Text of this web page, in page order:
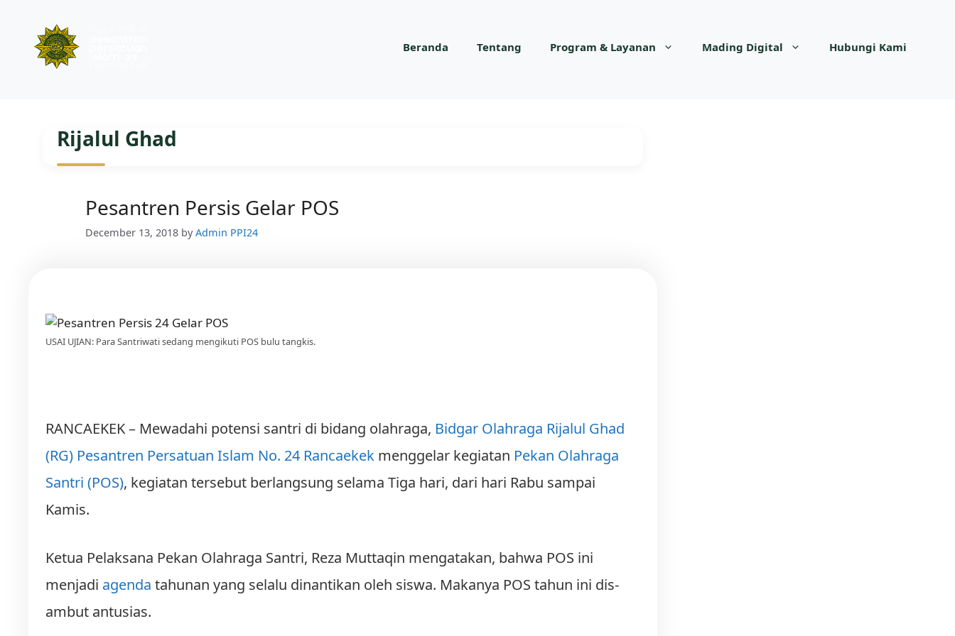
Beranda Tentang Program & Layanan Mading Digital Hubungi Kami
Rijalul Ghad
Pesantren Persis Gelar POS
December 13, 2018 byAdmin PPI24
USAI UJIAN: Para Santriwati sedang mengikuti POS bulu tangkis.
RANCAEKEK – Mewadahi potensi santri di bidang olah­raga, Bidgar Olahraga Rijalul Ghad
(RG) Pesantren Persa­tuan Islam No. 24 Rancaekek menggelar kegiatan Pekan Olahraga
Santri (POS), kegiatan tersebut berlangsung se­lama Tiga hari, dari hari Rabu sampai
Kamis.
Ketua Pelaksana Pekan Olah­raga Santri, Reza Muttaqin mengatakan, bahwa POS ini
menjadi agenda tahunan yang selalu dinantikan oleh siswa. Makanya POS tahun ini dis­
ambut antusias.